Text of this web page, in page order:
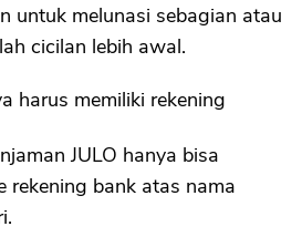
untuk melunasi sebagian atau
cicilan lebih awal.
harus memiliki rekening
rekening bank atas nama